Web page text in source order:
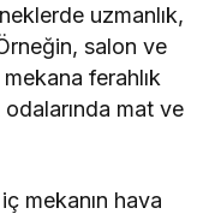
uzmanlık,
salon ve
ferahlık
mat ve
mekanın hava